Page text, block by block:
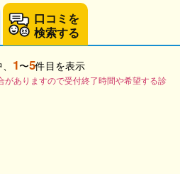
口コミを
検索する
1〜5件目を表示
ありますので受付終了時間や希望する診